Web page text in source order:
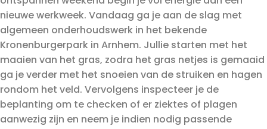
nieuwe werkweek. Vandaag ga je aan de slag met
algemeen onderhoudswerk in het bekende
Kronenburgerpark in Arnhem. Jullie starten met het
maaien van het gras, zodra het gras netjes is gemaaid
ga je verder met het snoeien van de struiken en hagen
rondom het veld. Vervolgens inspecteer je de
beplanting om te checken of er ziektes of plagen
aanwezig zijn en neem je indien nodig passende